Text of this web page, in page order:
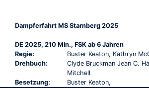
Dampferfahrt MS Starnberg 2025
DE 2025, 210 Min., FSK ab 6 Jahren
Regie:
Buster Keaton, Kathryn
Drehbuch:
Clyde Bruckman Jean C.
Mitchell
Besetzung:
Buster Keaton,